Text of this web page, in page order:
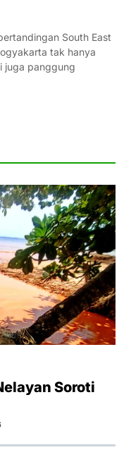
South East
tak hanya
juga panggung
Soroti